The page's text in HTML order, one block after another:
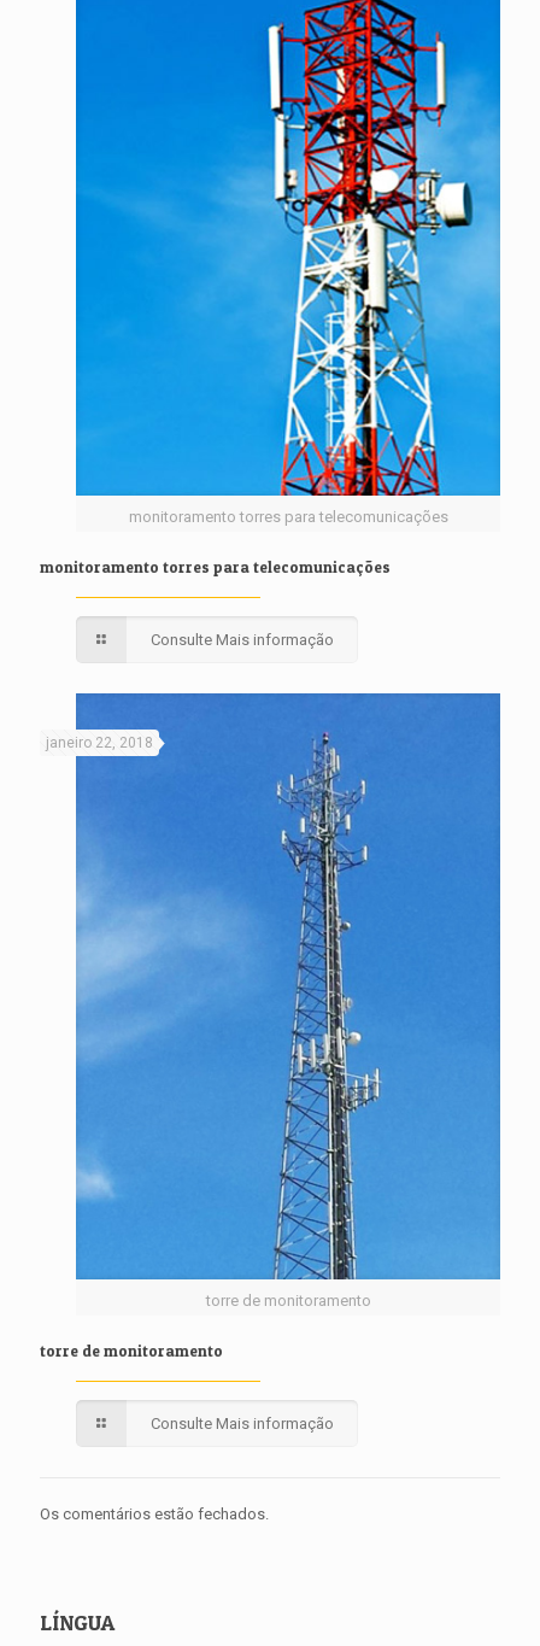
monitoramento torres para telecomunicações
monitoramento torres para telecomunicações
Consulte Mais informação
torre de monitoramento
janeiro 22, 2018
torre de monitoramento
Consulte Mais informação
Os comentários estão fechados.
LÍNGUA